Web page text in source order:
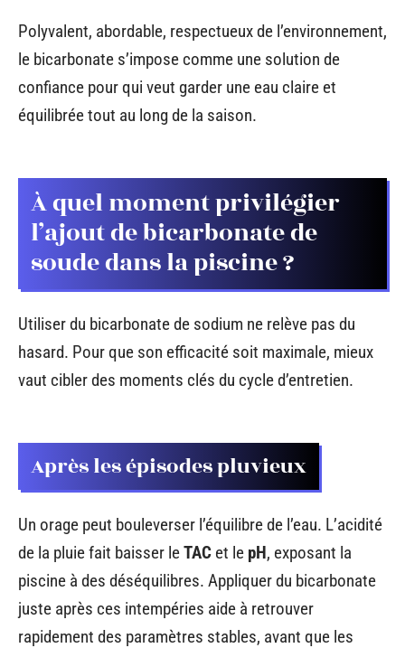
Polyvalent, abordable, respectueux de l’environnement,
le bicarbonate s’impose comme une solution de
confiance pour qui veut garder une eau claire et
équilibrée tout au long de la saison.
À quel moment privilégier
l’ajout de bicarbonate de
soude dans la piscine ?
Utiliser du bicarbonate de sodium ne relève pas du
hasard. Pour que son efficacité soit maximale, mieux
vaut cibler des moments clés du cycle d’entretien.
Après les épisodes pluvieux
Un orage peut bouleverser l’équilibre de l’eau. L’acidité
de la pluie fait baisser leTAC et le pH, exposant la
piscine à des déséquilibres. Appliquer du bicarbonate
juste après ces intempéries aide à retrouver
rapidement des paramètres stables, avant que les